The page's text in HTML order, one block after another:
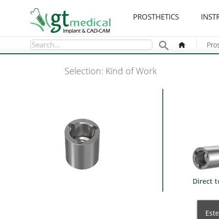
PROSTHETICS

Selection: Kind of Work
Direct